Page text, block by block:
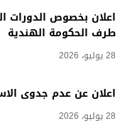
التكوينية المقدمة من
رقم 33